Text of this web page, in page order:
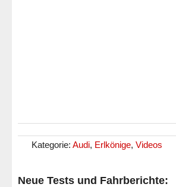
Kategorie: Audi, Erlkönige, Videos
Neue Tests und Fahrberichte: